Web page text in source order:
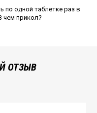
по одной таблетке раз в
чем прикол?
ОТЗЫВ